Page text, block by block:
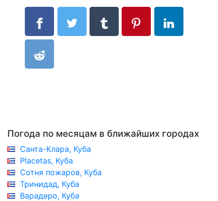
Погода по месяцам в ближайших городах
Санта-Клара, Куба
Placetas, Куба
Сотня пожаров, Куба
Тринидад, Куба
Варадеро, Куба